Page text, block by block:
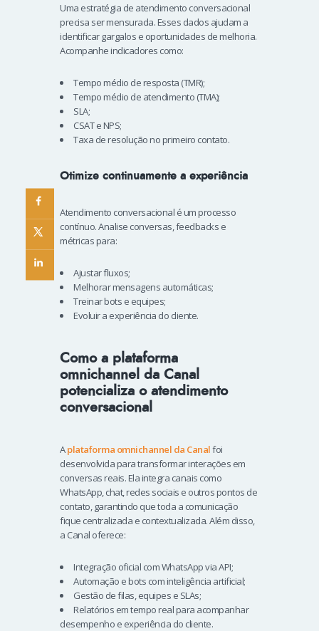
Uma estratégia de atendimento conversacional
precisa ser mensurada. Esses dados ajudam a
identificar gargalos e oportunidades de melhoria.
Acompanhe indicadores como:
Tempo médio de resposta (TMR);
Tempo médio de atendimento (TMA);
SLA;
CSAT e NPS;
Taxa de resolução no primeiro contato.
Otimize continuamente a experiência
Atendimento conversacional é um processo
contínuo. Analise conversas, feedbacks e
métricas para:
Ajustar fluxos;
Melhorar mensagens automáticas;
Treinar bots e equipes;
Evoluir a experiência do cliente.
Como a plataforma
omnichannel da Canal
potencializa o atendimento
conversacional
Aplataforma omnichannel da Canalfoi
desenvolvida para transformar interações em
conversas reais. Ela integra canais como
WhatsApp, chat, redes sociais e outros pontos de
contato, garantindo que toda a comunicação
fique centralizada e contextualizada. Além disso,
a Canal oferece:
Integração oficial com WhatsApp via API;
Automação e bots com inteligência artificial;
Gestão de filas, equipes e SLAs;
Relatórios em tempo real para acompanhar
desempenho e experiência do cliente.